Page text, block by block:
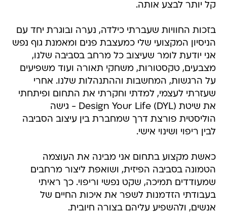
קל יותר לבצע אותה.
בזכות החוויות שעברתי כילדה, נערה ובוגרת יחד עם
הניסיון המקצועי שלי כמעצבת פנים ומאמנת גוף נפש
אני יודעת לומר שעיצוב כל מרחב בסביבה שלנו,
מצבעים, טקסטורות, משחקי תאורה ועוד משפיעים
על הרגשות, המחשבות וההתנהלות שלנו. אחרי
שעזרתי לעצמי, למדתי וחקרתי את התחום ופיתחתי
את שיטת Design Your Life (DYL) - גישה
הוליסטית פורצת דרך שמחברת בין עיצוב הסביבה
לבין ריפוי ושינוי אישי.
כאשת מקצוע בתחום אני מבינה את העוצמה
הטמונה בסביבה הפיזית, ושואפת ליצור מרחבים
שמעודדים תמיכה, שקט נפשי וריפוי. כך ראיתי
בעבודתי הזדמנות לשפר את איכות החיים של
אנשים, ולהשפיע עליהם בצורה חיובית.